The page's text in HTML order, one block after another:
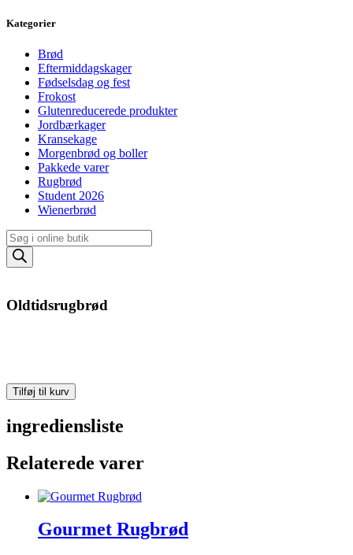
Kategorier
Brød
Eftermiddagskager
Fødselsdag og fest
Frokost
Glutenreducerede produkter
Jordbærkager
Kransekage
Morgenbrød og boller
Pakkede varer
Rugbrød
Student 2026
Wienerbrød
Products
search
Oldtidsrugbrød
Oldtidsrugbrød
antal
Tilføj til kurv
ingrediensliste
Relaterede varer
Gourmet Rugbrød